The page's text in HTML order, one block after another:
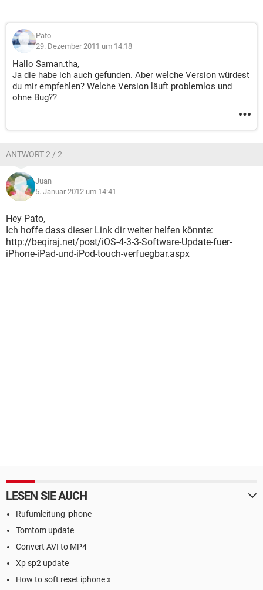
Pato
29. Dezember 2011 um 14:18
Hallo Saman.tha,
Ja die habe ich auch gefunden. Aber welche Version würdest
du mir empfehlen? Welche Version läuft problemlos und
ohne Bug??
ANTWORT 2 / 2
Juan
5. Januar 2012 um 14:41
Hey Pato,
Ich hoffe dass dieser Link dir weiter helfen könnte:
http://beqiraj.net/post/iOS-4-3-3-Software-Update-fuer-
iPhone-iPad-und-iPod-touch-verfuegbar.aspx
LESEN SIE AUCH
Rufumleitung iphone
Tomtom update
Convert AVI to MP4
Xp sp2 update
How to soft reset iphone x